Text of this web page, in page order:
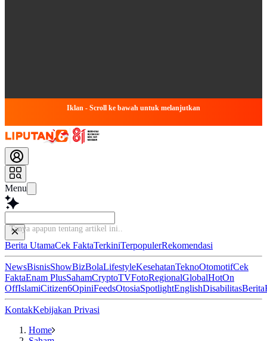
Iklan - Scroll ke bawah untuk melanjutkan
Menu
Tanya apapun tentang artik
Berita UtamaCek FaktaTerkiniTerpopulerRekomendasi
NewsBisnisShowBizBolaLifestyleKesehatanTeknoOtomotifCek
FaktaEnam PlusSahamCryptoTVFotoRegionalGlobalHotOn
OffIslamiCitizen6OpiniFeedsOtosiaSpotlightEnglishDisabilitasBerita
KontakKebijakan Privasi
Home